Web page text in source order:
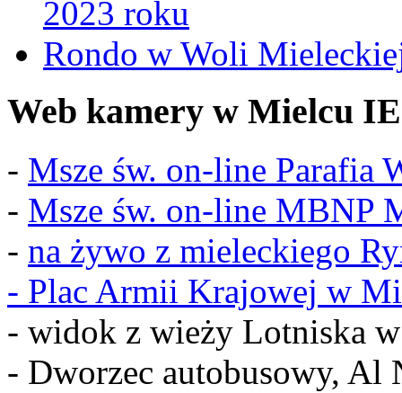
2023 roku
Rondo w Woli
Web kamery w Mielcu IE
- Msze św. on-line Parafia
- Msze św. on-line MBNP
- na żywo z mieleckiego
- Plac Armii Krajowej w
- widok z wieży Lotniska
- Dworzec autobusowy, Al